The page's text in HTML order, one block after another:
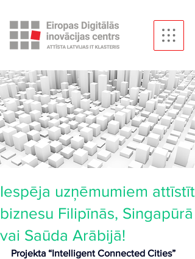
Iespēja uzņēmumiem attīstīt
biznesu Filipīnās, Singapūrā
vai Saūda Arābijā!
Projekta “Intelligent Connected Cities”